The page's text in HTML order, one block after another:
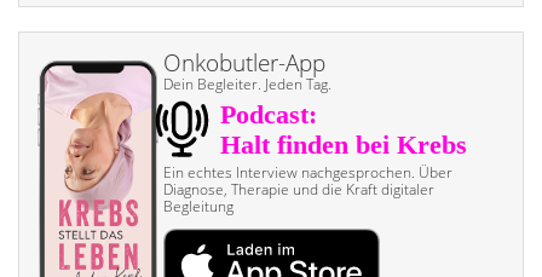
Onkobutler-App
Dein Begleiter. Jeden Tag.
Ein echtes Interview nach­gesprochen. Über
Diagnose, Therapie und die Kraft digitaler
Begleitung